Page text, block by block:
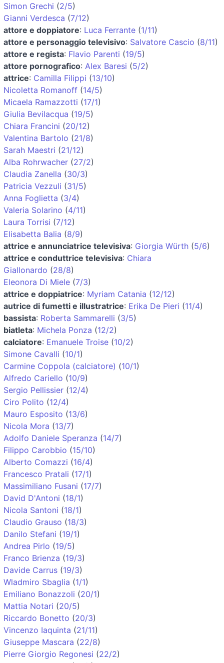
Simon Grechi (2/5)
Gianni Verdesca (7/12)
attore e doppiatore: Luca Ferrante (1/11)
attore e personaggio televisivo: Salvatore Cascio (8/11)
attore e regista: Flavio Parenti (19/5)
attore pornografico: Alex Baresi (5/2)
attrice: Camilla Filippi (13/10)
Nicoletta Romanoff (14/5)
Micaela Ramazzotti (17/1)
Giulia Bevilacqua (19/5)
Chiara Francini (20/12)
Valentina Bartolo (21/8)
Sarah Maestri (21/12)
Alba Rohrwacher (27/2)
Claudia Zanella (30/3)
Patricia Vezzuli (31/5)
Anna Foglietta (3/4)
Valeria Solarino (4/11)
Laura Torrisi (7/12)
Elisabetta Balia (8/9)
attrice e annunciatrice televisiva: Giorgia Würth (5/6)
attrice e conduttrice televisiva: Chiara
Giallonardo (28/8)
Eleonora Di Miele (7/3)
attrice e doppiatrice: Myriam Catania (12/12)
autrice di fumetti e illustratrice: Erika De Pieri (11/4)
bassista: Roberta Sammarelli (3/5)
biatleta: Michela Ponza (12/2)
calciatore: Emanuele Troise (10/2)
Simone Cavalli (10/1)
Carmine Coppola (calciatore) (10/1)
Alfredo Cariello (10/9)
Sergio Pellissier (12/4)
Ciro Polito (12/4)
Mauro Esposito (13/6)
Nicola Mora (13/7)
Adolfo Daniele Speranza (14/7)
Filippo Carobbio (15/10)
Alberto Comazzi (16/4)
Francesco Pratali (17/1)
Massimiliano Fusani (17/7)
David D'Antoni (18/1)
Nicola Santoni (18/1)
Claudio Grauso (18/3)
Danilo Stefani (19/1)
Andrea Pirlo (19/5)
Franco Brienza (19/3)
Davide Carrus (19/3)
Wladmiro Sbaglia (1/1)
Emiliano Bonazzoli (20/1)
Mattia Notari (20/5)
Riccardo Bonetto (20/3)
Vincenzo Iaquinta (21/11)
Giuseppe Mascara (22/8)
Pierre Giorgio Regonesi (22/2)